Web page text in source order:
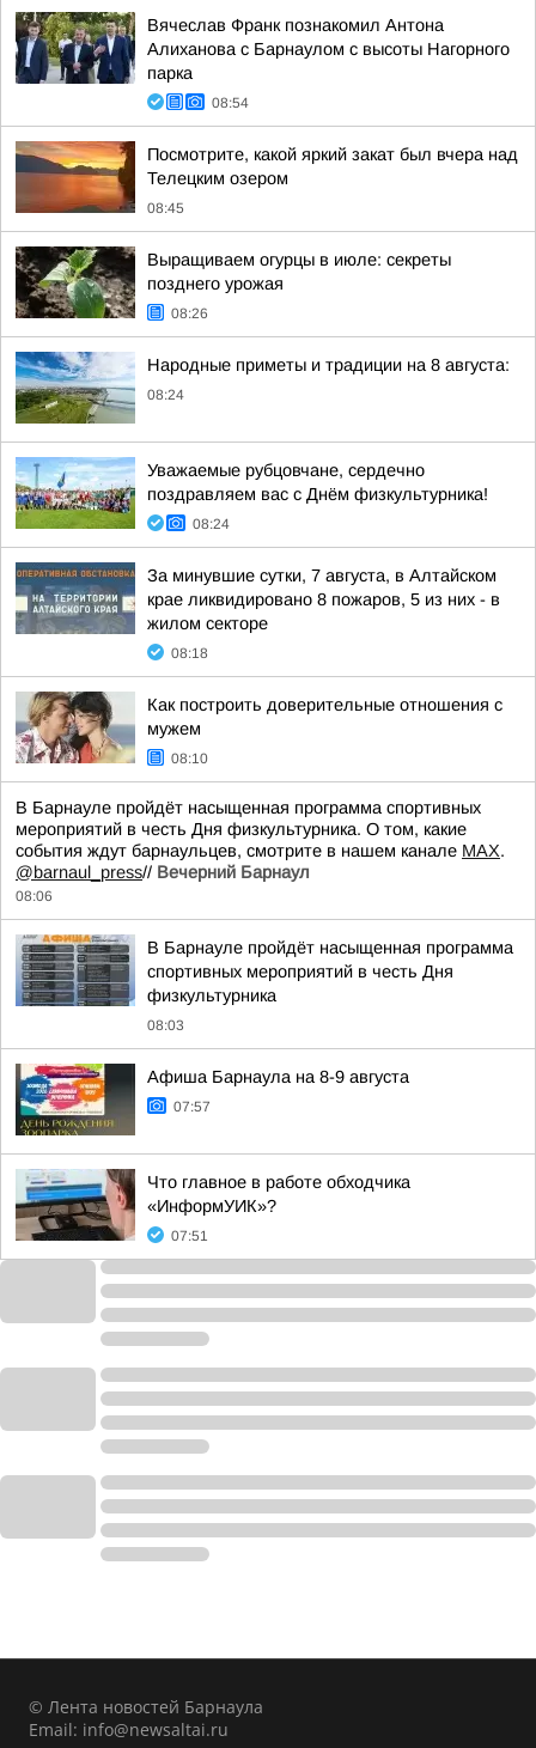
Вячеслав Франк познакомил Антона
Алиханова с Барнаулом с высоты Нагорного
парка
08:54
Посмотрите, какой яркий закат был вчера над
Телецким озером
08:45
Выращиваем огурцы в июле: секреты
позднего урожая
08:26
Народные приметы и традиции на 8 августа:
08:24
Уважаемые рубцовчане, сердечно
поздравляем вас с Днём физкультурника!
08:24
За минувшие сутки, 7 августа, в Алтайском
крае ликвидировано 8 пожаров, 5 из них - в
жилом секторе
08:18
Как построить доверительные отношения с
мужем
08:10
В Барнауле пройдёт насыщенная программа спортивных
мероприятий в честь Дня физкультурника. О том, какие
события ждут барнаульцев, смотрите в нашем канале МАХ.
@barnaul_press// Вечерний Барнаул
08:06
В Барнауле пройдёт насыщенная программа
спортивных мероприятий в честь Дня
физкультурника
08:03
Афиша Барнаула на 8-9 августа
07:57
Что главное в работе обходчика
«ИнформУИК»?
07:51
© Лента новостей Барнаула
Email: info@newsaltai.ru